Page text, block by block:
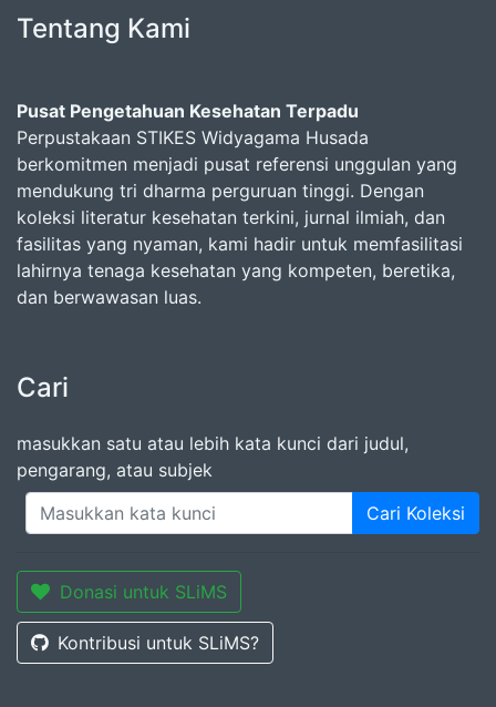
Tentang Kami
Pusat Pengetahuan Kesehatan Terpadu
Perpustakaan STIKES Widyagama Husada
berkomitmen menjadi pusat referensi unggulan yang
mendukung tri dharma perguruan tinggi. Dengan
koleksi literatur kesehatan terkini, jurnal ilmiah, dan
fasilitas yang nyaman, kami hadir untuk memfasilitasi
lahirnya tenaga kesehatan yang kompeten, beretika,
dan berwawasan luas.
Cari
masukkan satu atau lebih kata kunci dari judul,
pengarang, atau subjek
Cari Koleksi
Donasi untuk SLiMS
Kontribusi untuk SLiMS?